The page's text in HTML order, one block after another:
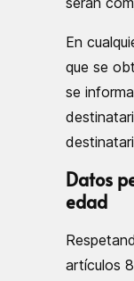
En
que se
se
Datos
edad
artículos